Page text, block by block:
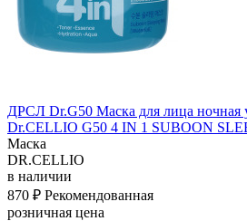
ДРСЛ Dr.G50 Маска для лица ночная
Dr.CELLIO G50 4 IN 1 SUBOON
Маска
DR.CELLIO
в наличии
870 ₽ Рекомендованная
розничная цена